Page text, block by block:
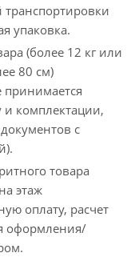
упаковка.
(более 12 кг или
80 см)
принимается
комплектации,
с
товара
этаж
оплату, расчет
оформления/